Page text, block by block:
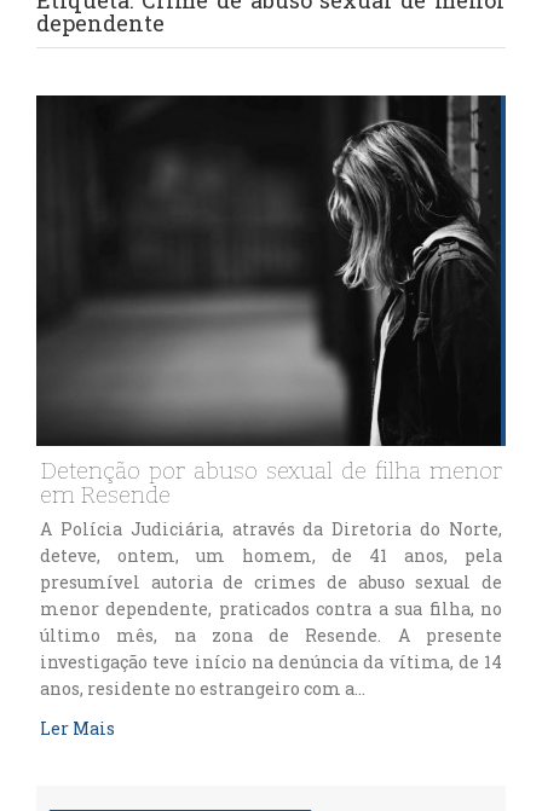
dependente
Detenção por abuso sexual de filha menor
em Resende
A Polícia Judiciária, através da Diretoria do Norte,
deteve, ontem, um homem, de 41 anos, pela
presumível autoria de crimes de abuso sexual de
menor dependente, praticados contra a sua filha, no
último mês, na zona de Resende. A presente
investigação teve início na denúncia da vítima, de 14
anos, residente no estrangeiro com a…
Ler Mais